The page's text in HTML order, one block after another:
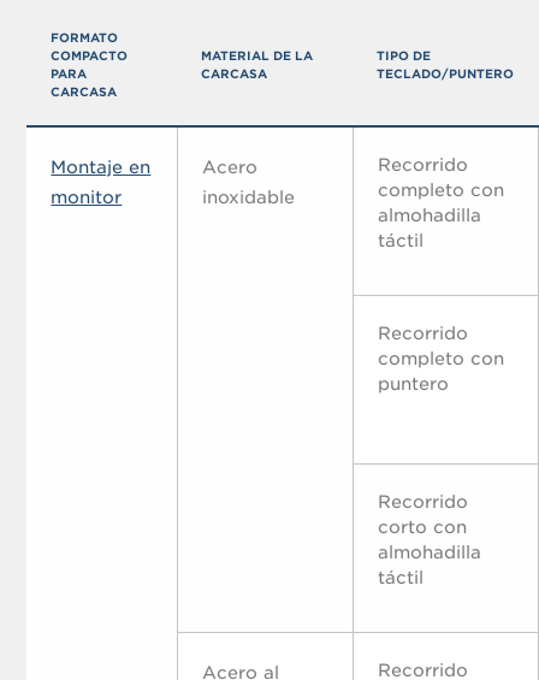
FORMATO
COMPACTO
PARA
CARCASA
MATERIAL DE LA
CARCASA
TIPO DE
TECLADO/PUNTERO
Montaje en
monitor
Acero
inoxidable
Recorrido
completo con
almohadilla
táctil
Recorrido
completo con
puntero
Recorrido
corto con
almohadilla
táctil
Acero al Recorrido